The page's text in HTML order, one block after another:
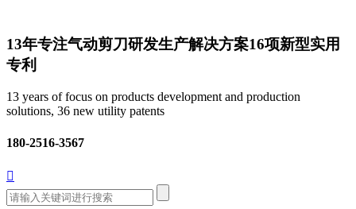
13年专注气动剪刀研发生产解决方案16项新型实用
专利
13 years of focus on products development and production
solutions, 36 new utility patents
180-2516-3567
